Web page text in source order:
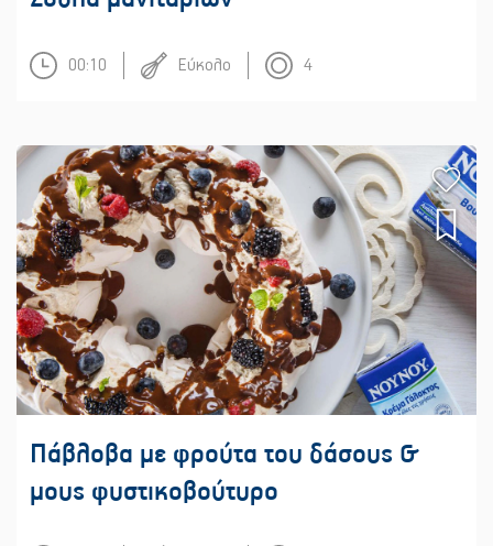
00:10 Εύκολο 4
Πάβλοβα με φρούτα του δάσους &
μους φυστικοβούτυρο